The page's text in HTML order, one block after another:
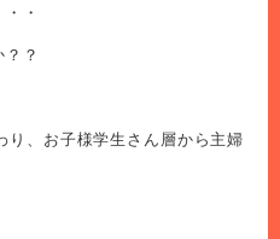
・
？
り、お子様学生さん層から主婦